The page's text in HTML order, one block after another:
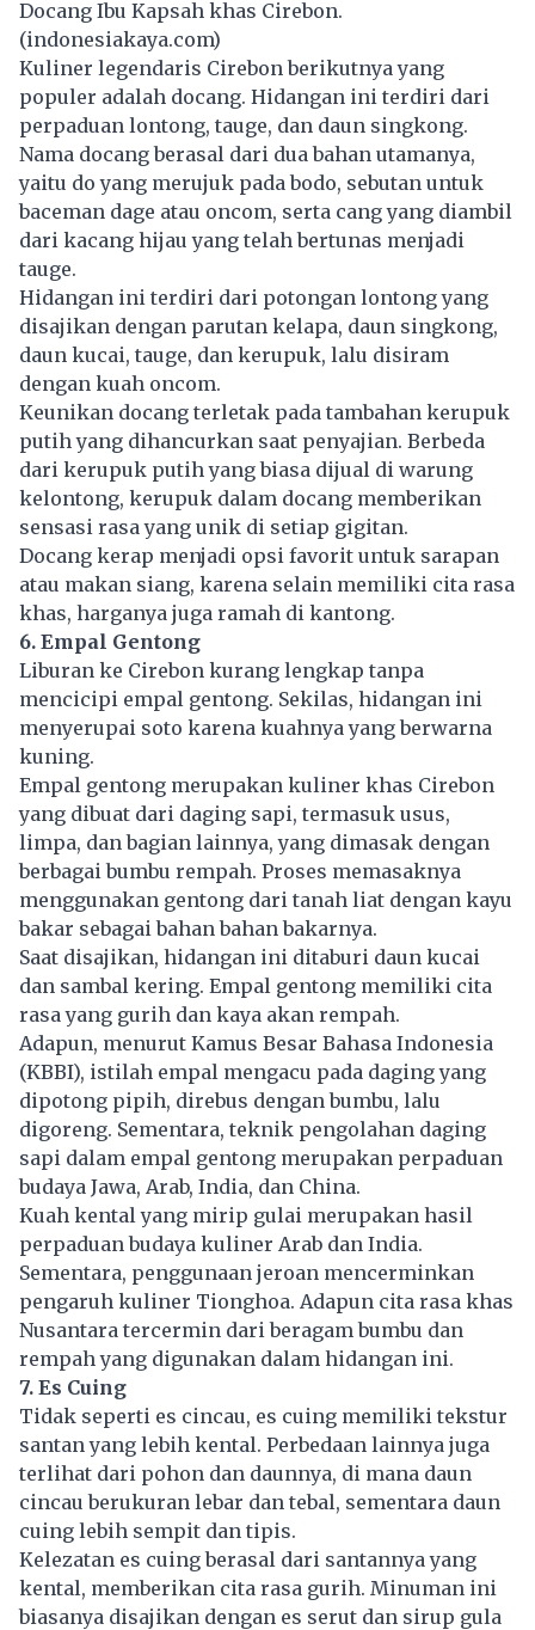
Docang Ibu Kapsah khas Cirebon.
(indonesiakaya.com)
Kuliner legendaris Cirebon berikutnya yang
populer adalah docang. Hidangan ini terdiri dari
perpaduan lontong, tauge, dan daun singkong.
Nama docang berasal dari dua bahan utamanya,
yaitu do yang merujuk pada bodo, sebutan untuk
baceman dage atau oncom, serta cang yang diambil
dari kacang hijau yang telah bertunas menjadi
tauge.
Hidangan ini terdiri dari potongan lontong yang
disajikan dengan parutan kelapa, daun singkong,
daun kucai, tauge, dan kerupuk, lalu disiram
dengan kuah oncom.
Keunikan docang terletak pada tambahan kerupuk
putih yang dihancurkan saat penyajian. Berbeda
dari kerupuk putih yang biasa dijual di warung
kelontong, kerupuk dalam docang memberikan
sensasi rasa yang unik di setiap gigitan.
Docang kerap menjadi opsi favorit untuk sarapan
atau makan siang, karena selain memiliki cita rasa
khas, harganya juga ramah di kantong.
6. Empal Gentong
Liburan ke Cirebon kurang lengkap tanpa
mencicipi empal gentong. Sekilas, hidangan ini
menyerupai soto karena kuahnya yang berwarna
kuning.
Empal gentong merupakan kuliner khas Cirebon
yang dibuat dari daging sapi, termasuk usus,
limpa, dan bagian lainnya, yang dimasak dengan
berbagai bumbu rempah. Proses memasaknya
menggunakan gentong dari tanah liat dengan kayu
bakar sebagai bahan bahan bakarnya.
Saat disajikan, hidangan ini ditaburi daun kucai
dan sambal kering. Empal gentong memiliki cita
rasa yang gurih dan kaya akan rempah.
Adapun, menurut Kamus Besar Bahasa Indonesia
(KBBI), istilah empal mengacu pada daging yang
dipotong pipih, direbus dengan bumbu, lalu
digoreng. Sementara, teknik pengolahan daging
sapi dalam empal gentong merupakan perpaduan
budaya Jawa, Arab, India, dan China.
Kuah kental yang mirip gulai merupakan hasil
perpaduan budaya kuliner Arab dan India.
Sementara, penggunaan jeroan mencerminkan
pengaruh kuliner Tionghoa. Adapun cita rasa khas
Nusantara tercermin dari beragam bumbu dan
rempah yang digunakan dalam hidangan ini.
7. Es Cuing
Tidak seperti es cincau, es cuing memiliki tekstur
santan yang lebih kental. Perbedaan lainnya juga
terlihat dari pohon dan daunnya, di mana daun
cincau berukuran lebar dan tebal, sementara daun
cuing lebih sempit dan tipis.
Kelezatan es cuing berasal dari santannya yang
kental, memberikan cita rasa gurih. Minuman ini
biasanya disajikan dengan es serut dan sirup gula